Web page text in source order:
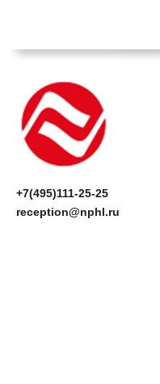
+7(495)111-25-25
reception@nphl.ru